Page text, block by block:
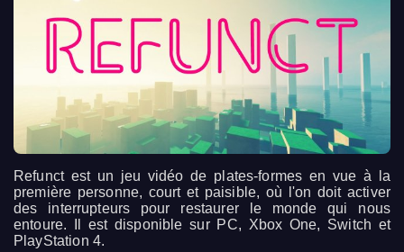
Refunct est un jeu vidéo de plates-formes en vue à la
première personne, court et paisible, où l'on doit activer
des interrupteurs pour restaurer le monde qui nous
entoure. Il est disponible sur PC, Xbox One, Switch et
PlayStation 4.